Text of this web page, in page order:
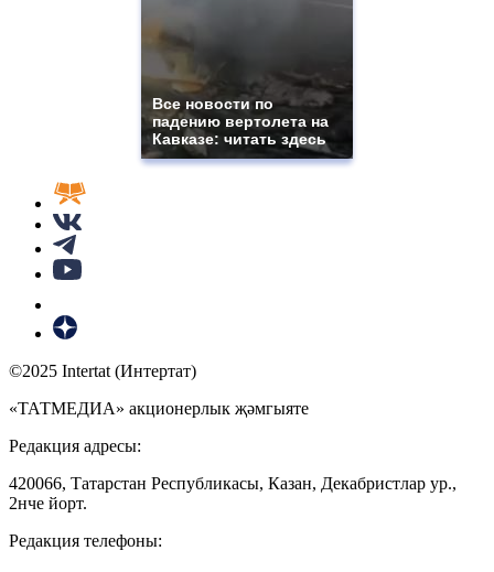
Все новости по
падению вертолета на
Кавказе: читать здесь
©2025 Intertat (Интертат)
«ТАТМЕДИА» акционерлык җәмгыяте
Редакция адресы:
420066, Татарстан Республикасы, Казан, Декабристлар ур.,
2нче йорт.
Редакция телефоны: